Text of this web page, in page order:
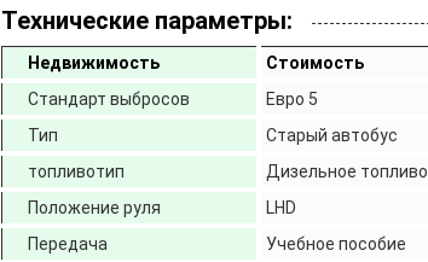
Технические параметры:
Недвижимость
Стоимость
Стандарт выбросов
Евро 5
Тип
Старый автобус
топливотип
Дизельное топливо
Положение руля
LHD
Передача
Учебное пособие